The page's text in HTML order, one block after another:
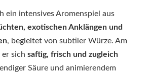
ein intensives Aromenspiel aus
exotischen Anklängen und
, begleitet von subtiler Würze. Am
sich saftig, frisch und zugleich
Säure und animierendem